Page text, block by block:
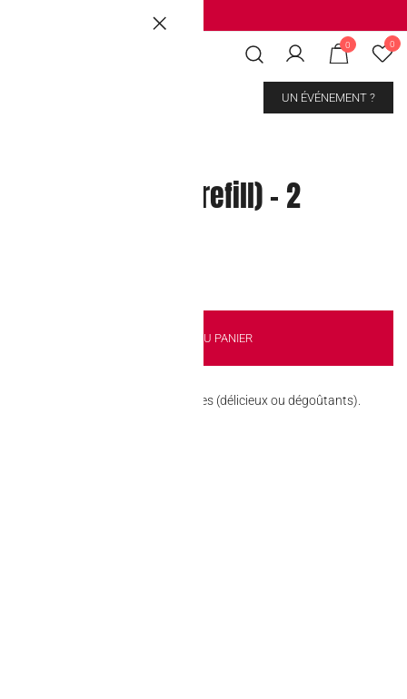
Mons Les Grands Prés
0 0
UN ÉVÉNEMENT ?
Jellybelly Beans (refill) – 2
AJOUTER AU PANIER
: des bonbons fun aux goûts surprises (délicieux ou dégoûtants).